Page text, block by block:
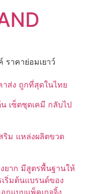
ราคาย่อมเยาว์
ส่ง ถูกที่สุดในไทย
เซ็ตชุดเคมี กลับไป
ริม แหล่งผลิตขวด
งยาก มีสูตรพื้นฐานให้
เริ่มต้นแบรนด์ของ